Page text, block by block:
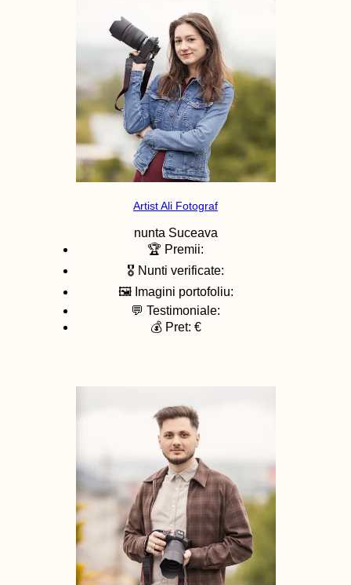
Artist Ali Fotograf
nunta Suceava
🏆 Premii:
🎖️ Nunti verificate:
🖼️ Imagini portofoliu:
💬 Testimoniale:
💰 Pret: €